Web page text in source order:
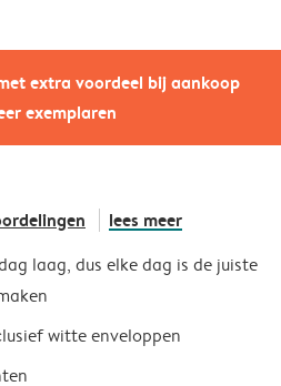
extra voordeel bij aankoop
exemplaren
lees meer
laag, dus elke dag is de juiste
witte enveloppen